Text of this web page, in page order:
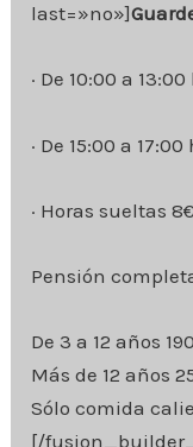
last=»no»]
· De 10:00 a
· De 15:00 a
· Horas sueltas
Pensión
De 3 a 12 años
Más de 12 años
Sólo comida
[/